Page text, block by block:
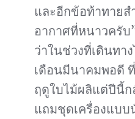
และอีกข้อท้าทาย
อากาศที่หนาวครับ
ว่าในช่วงที่เดินทา
เดือนมีนาคมพอดี
ฤดูใบไม้ผลิแต่ปีนี้
แถมชุดเครื่องแบบ